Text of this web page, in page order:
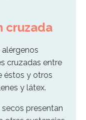
cruzada
cruzadas entre
éstos y otros
y látex.
presentan